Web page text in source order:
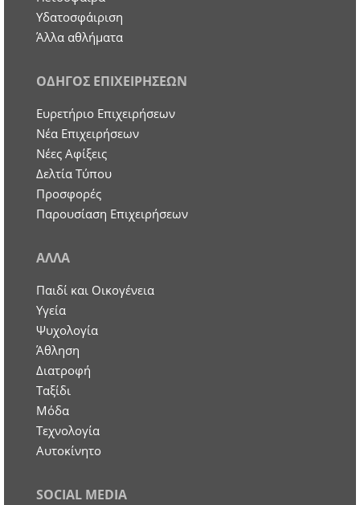
Υδατοσφάιριση
Άλλα αθλήματα
ΟΔΗΓΟΣ ΕΠΙΧΕΙΡΗΣΕΩΝ
Ευρετήριο Επιχειρήσεων
Nέα Επιχειρήσεων
Νέες Αφίξεις
Δελτία Τύπου
Προσφορές
Παρουσίαση Επιχειρήσεων
ΑΛΛΑ
Παιδί και Οικογένεια
Υγεία
Ψυχολογία
Άθληση
Διατροφή
Ταξίδι
Μόδα
Τεχνολογία
Αυτοκίνητο
SOCIAL MEDIA